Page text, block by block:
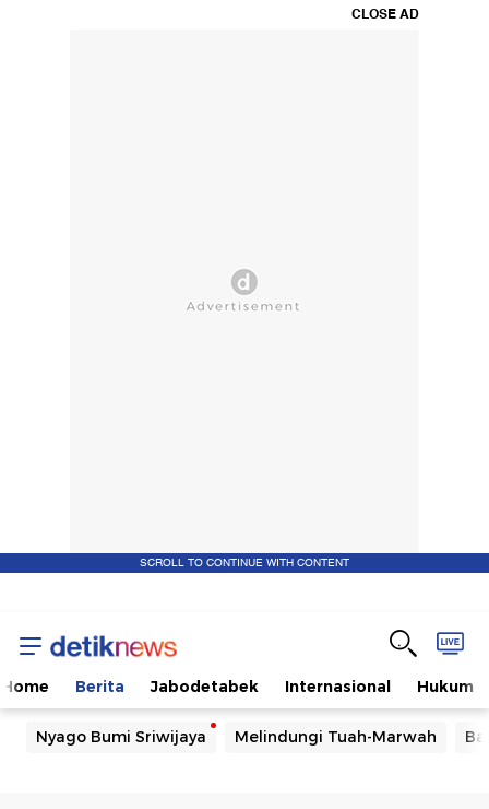
CLOSE AD
SCROLL TO CONTINUE WITH CONTENT
Home Berita Jabodetabek Internasional Hukum
Nyago Bumi Sriwijaya Melindungi Tuah-Marwah